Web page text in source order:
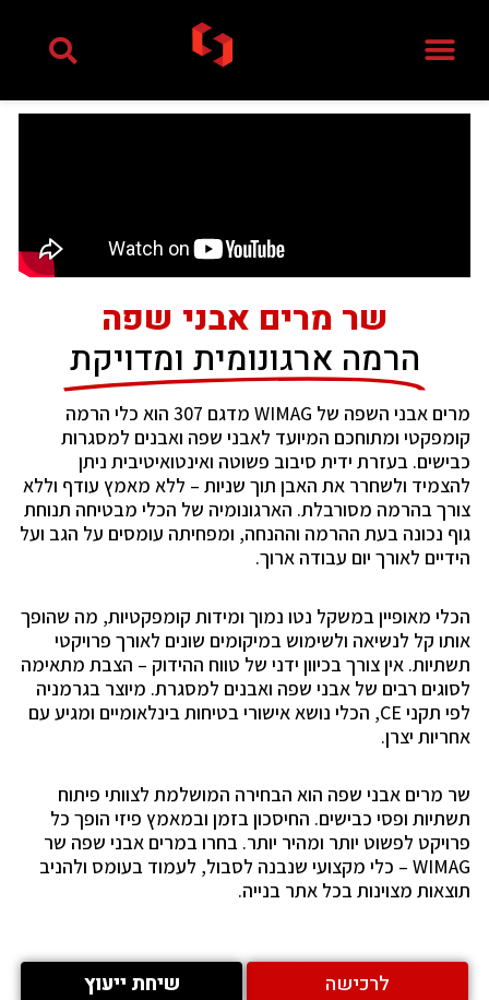
שר מרים אבני שפה
הרמה ארגונומית ומדויקת
מרים אבני השפה של WIMAG מדגם 307 הוא כלי הרמה
קומפקטי ומתוחכם המיועד לאבני שפה ואבנים למסגרות
כבישים. בעזרת ידית סיבוב פשוטה ואינטואיטיבית ניתן
להצמיד ולשחרר את האבן תוך שניות – ללא מאמץ עודף וללא
צורך בהרמה מסורבלת. הארגונומיה של הכלי מבטיחה תנוחת
גוף נכונה בעת ההרמה וההנחה, ומפחיתה עומסים על הגב ועל
הידיים לאורך יום עבודה ארוך.
הכלי מאופיין במשקל נטו נמוך ומידות קומפקטיות, מה שהופך
אותו קל לנשיאה ולשימוש במיקומים שונים לאורך פרויקטי
תשתיות. אין צורך בכיוון ידני של טווח ההידוק – הצבת מתאימה
לסוגים רבים של אבני שפה ואבנים למסגרת. מיוצר בגרמניה
לפי תקני CE, הכלי נושא אישורי בטיחות בינלאומיים ומגיע עם
אחריות יצרן.
שר מרים אבני שפה הוא הבחירה המושלמת לצוותי פיתוח
תשתיות ופסי כבישים. החיסכון בזמן ובמאמץ פיזי הופך כל
פרויקט לפשוט יותר ומהיר יותר. בחרו במרים אבני שפה שר
WIMAG – כלי מקצועי שנבנה לסבול, לעמוד בעומס ולהניב
תוצאות מצוינות בכל אתר בנייה.
לרכישה שיחת ייעוץ